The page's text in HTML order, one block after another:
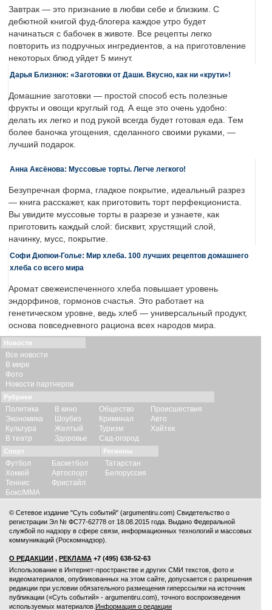
Завтрак — это признание в любви себе и близким. С
дебютной книгой фуд-блогера каждое утро будет
начинаться с бабочек в животе. Все рецепты легко
повторить из подручных ингредиентов, а на приготовление
некоторых блюд уйдет 5 минут.
Дарья Близнюк: «Заготовки от Даши. Вкусно, как ни «крути»!
Домашние заготовки — простой способ есть полезные
фрукты и овощи круглый год. А еще это очень удобно:
делать их легко и под рукой всегда будет готовая еда. Тем
более баночка угощения, сделанного своими руками, —
лучший подарок.
Анна Аксёнова: Муссовые торты. Легче легкого!
Безупречная форма, гладкое покрытие, идеальный разрез
— книга расскажет, как приготовить торт перфекциониста.
Вы увидите муссовые торты в разрезе и узнаете, как
приготовить каждый слой: бисквит, хрустящий слой,
начинку, мусс, покрытие.
Софи Дюпюи-Голье: Мир хлеба. 100 лучших рецептов домашнего
хлеба со всего мира
Аромат свежеиспеченного хлеба повышает уровень
эндорфинов, гормонов счастья. Это работает на
генетическом уровне, ведь хлеб — универсальный продукт,
основа повседневного рациона всех народов мира.
Новости
Все новости
В мире
Фото
Новости партнеров
Рубрики
Политика
Экономика
Культура
В театр
В кино
Шоубиз
Желтый
Здоровье
Общество
Криминал
Туризм
Сад-огород
Происшествия
Авто
Хайтек
Спорт
Футбол
Хоккей
Теннис
Бокс/ММА
Баскетбол
Автоспорт
Фристайл
Регионы
Татарстан
Белоруссия
© Сетевое издание "Суть событий" (argumentiru.com) Свидетельство о
регистрации Эл № ФС77-62778 от 18.08.2015 года. Выдано Федеральной
службой по надзору в сфере связи, информационных технологий и массовых
коммуникаций (Роскомнадзор).
О РЕДАКЦИИ , РЕКЛАМА +7 (495) 638-52-63
Использование в Интернет-пространстве и других СМИ текстов, фото и
видеоматериалов, опубликованных на этом сайте, допускается с разрешения
редакции при условии обязательного размещения гиперссылки на источник
публикации («Суть событий» - argumentiru.com), точного воспроизведения
используемых материалов. Информация о редакции